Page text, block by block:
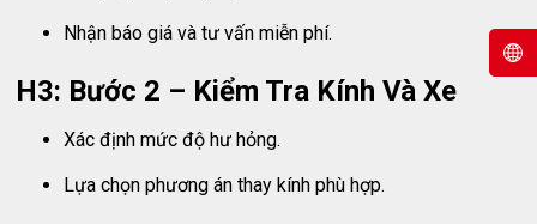
Nhận báo giá và tư vấn miễn phí.
H3: Bước 2 – Kiểm Tra Kính Và Xe
Xác định mức độ hư hỏng.
Lựa chọn phương án thay kính phù hợp.